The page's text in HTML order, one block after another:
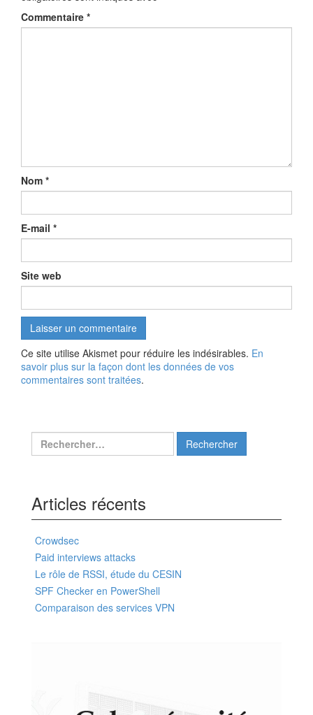
Commentaire *
Nom *
E-mail *
Site web
Ce site utilise Akismet pour réduire les indésirables. En
savoir plus sur la façon dont les données de vos
commentaires sont traitées.
Rechercher :
Articles récents
Crowdsec
Paid interviews attacks
Le rôle de RSSI, étude du CESIN
SPF Checker en PowerShell
Comparaison des services VPN